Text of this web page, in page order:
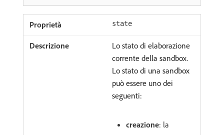
state
Lo stato di elaborazione
corrente della sandbox.
Lo stato di una sandbox
può essere uno dei
seguenti:
creazione: la